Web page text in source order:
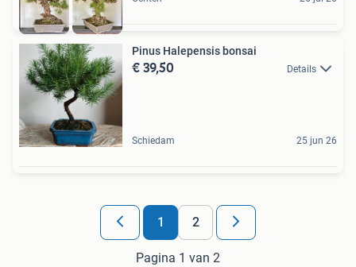
Pinus Halepensis bonsai
€ 39,50 Details
Schiedam 25 jun 26
1 2
Pagina 1 van 2